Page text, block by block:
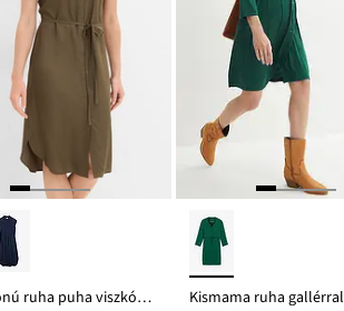
Blúz fazonú ruha puha viszkózból Kismama ruha gallérral